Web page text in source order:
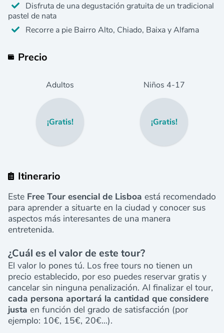
Disfruta de una degustación gratuita de un tradicional
pastel de nata
Recorre a pie Bairro Alto, Chiado, Baixa y Alfama
Precio
Adultos
¡Gratis!
Niños 4-17
¡Gratis!
Itinerario
Este Free Tour esencial de Lisboa está recomendado
para aprender a situarte en la ciudad y conocer sus
aspectos más interesantes de una manera
entretenida.
¿Cuál es el valor de este tour?
El valor lo pones tú. Los free tours no tienen un
precio establecido, por eso puedes reservar gratis y
cancelar sin ninguna penalización. Al finalizar el tour,
cada persona aportará la cantidad que considere
justa en función del grado de satisfacción (por
ejemplo: 10€, 15€, 20€...).